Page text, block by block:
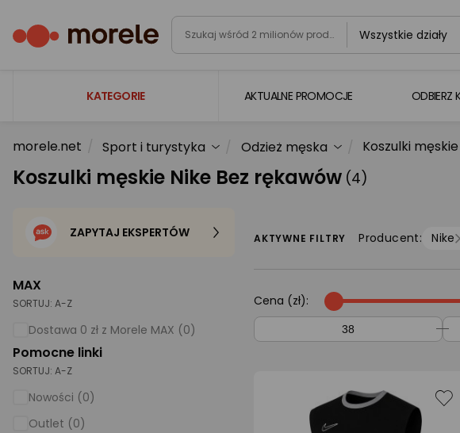
Wszystkie działy
KATEGORIE
Laptopy
Komputery
Gaming
Foto i kamery
AGD duże
AKTUALNE PROMOCJE ODBIERZ
morele.net Sport i turystyka Odzież męska Koszulki męskie
Koszulki męskie Nike Bez rękawów (4)
MAX
SORTUJ: A-Z
Dostawa 0 zł z Morele MAX (0)
Pomocne linki
SORTUJ: A-Z
Nowości (0)
Outlet (0)
ZAPYTAJ EKSPERTÓW AKTYWNE FILTRY Producent: Nike
Cena (zł):